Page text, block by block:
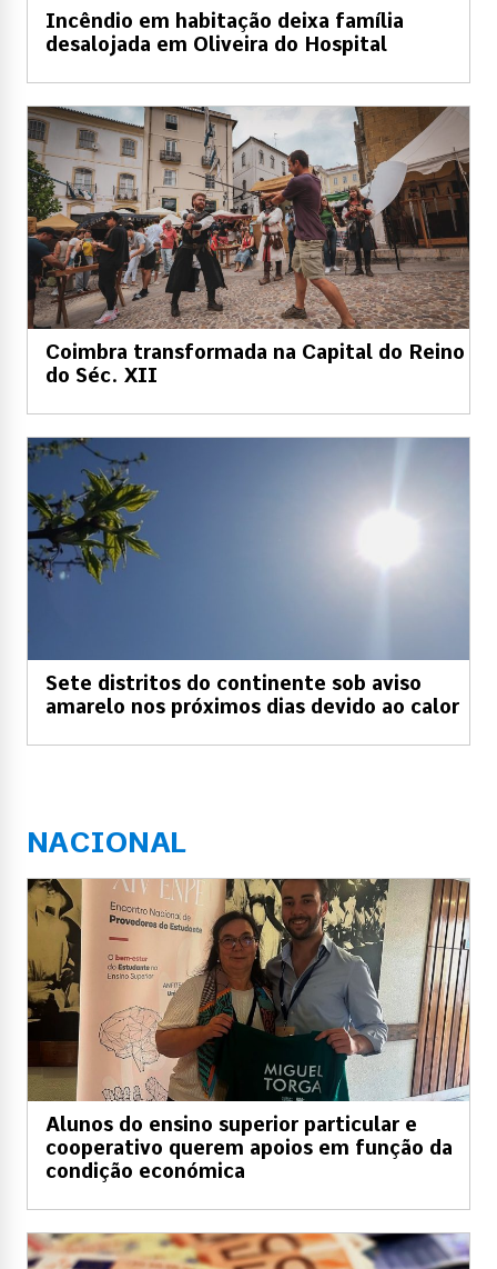
Incêndio em habitação deixa família
desalojada em Oliveira do Hospital
Coimbra transformada na Capital do Reino
do Séc. XII
Sete distritos do continente sob aviso
amarelo nos próximos dias devido ao calor
NACIONAL
Alunos do ensino superior particular e
cooperativo querem apoios em função da
condição económica